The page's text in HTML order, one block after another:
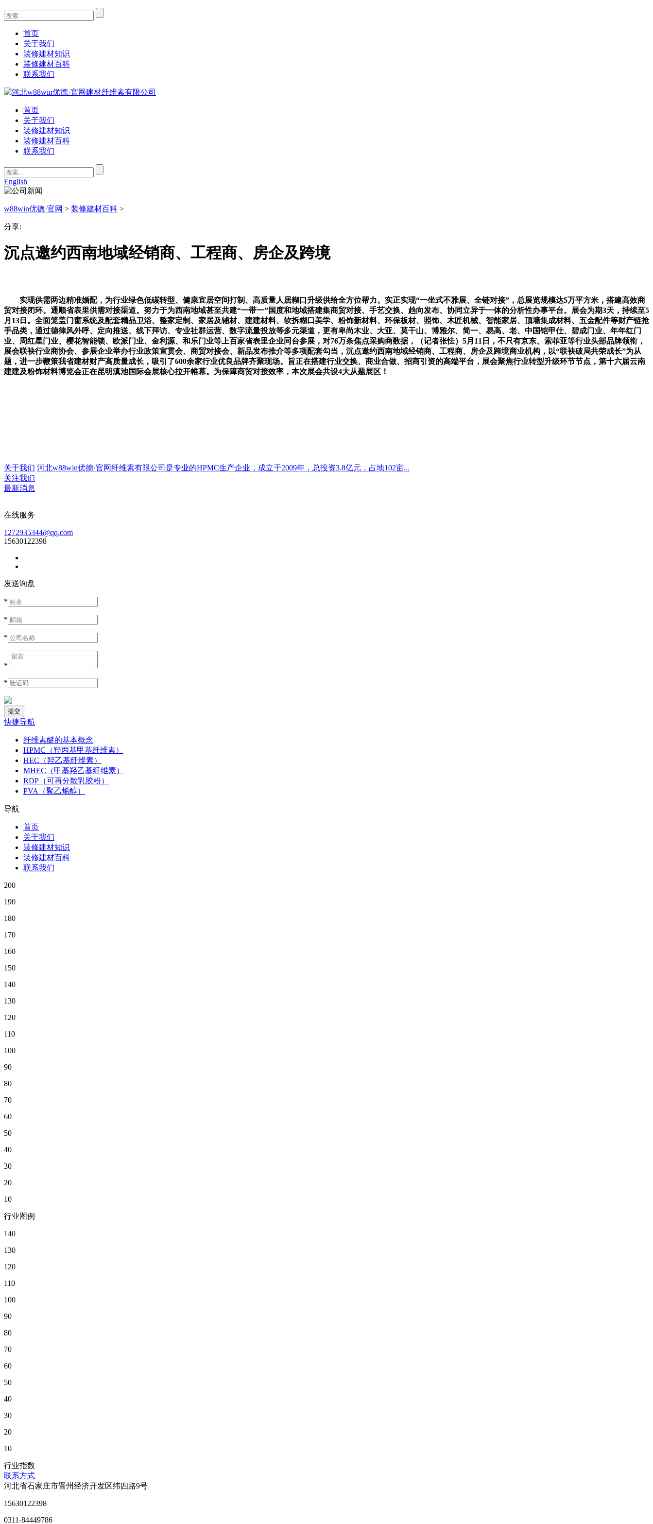
首页
关于我们
装修建材知识
装修建材百科
联系我们
首页
关于我们
装修建材知识
装修建材百科
联系我们
English
w88win优德·官网 > 装修建材百科 >
分享:
沉点邀约西南地域经销商、工程商、房企及跨境
实现供需两边精准婚配，为行业绿色低碳转型、健康宜居空间打制、高质量人居糊口升级供给全方位帮力。实正实现“一坐式不雅展、全链对接”，总展览规模达5万平方米，搭建高效商
贸对接闭环。通顺省表里供需对接渠道。努力于为西南地域甚至共建“一带一”国度和地域搭建集商贸对接、手艺交换、趋向发布、协同立异于一体的分析性办事平台。展会为期3天，持续至5
月13日。全面笼盖门窗系统及配套精品卫浴、整家定制、家居及辅材、建建材料、软拆糊口美学、粉饰新材料、环保板材、照饰、木匠机械、智能家居、顶墙集成材料、五金配件等财产链抢
手品类，通过德律风外呼、定向推送、线下拜访、专业社群运营、数字流量投放等多元渠道，更有卑尚木业、大亚、莫干山、博雅尔、简一、易高、老、中国铠甲仕、碧成门业、年年红门
业、周红星门业、樱花智能锁、欧派门业、金利源、和乐门业等上百家省表里企业同台参展，对76万条焦点采购商数据，（记者张怯）5月11日，不只有京东、索菲亚等行业头部品牌领衔，
展会联袂行业商协会、参展企业举办行业政策宣贯会、商贸对接会、新品发布推介等多项配套勾当，沉点邀约西南地域经销商、工程商、房企及跨境商业机构，以“联袂破局共荣成长”为从
题，进一步鞭策我省建材财产高质量成长，吸引了600余家行业优良品牌齐聚现场。旨正在搭建行业交换、商业合做、招商引资的高端平台，展会聚焦行业转型升级环节节点，第十六届云南
建建及粉饰材料博览会正在昆明滇池国际会展核心拉开帷幕。为保障商贸对接效率，本次展会共设4大从题展区！
关于我们 河北w88win优德·官网纤维素有限公司是专业的HPMC生产企业，成立于2009年，总投资3.8亿元，占地102亩...
关注我们
最新消息
在线服务
1272935344@qq.com
15630122398
发送询盘
*
*
*
*
*
快捷导航
纤维素醚的基本概念
HPMC（羟丙基甲基纤维素）
HEC（羟乙基纤维素）
MHEC（甲基羟乙基纤维素）
RDP（可再分散乳胶粉）
PVA（聚乙烯醇）
导航
首页
关于我们
装修建材知识
装修建材百科
联系我们
200
190
180
170
160
150
140
130
120
110
100
90
80
70
60
50
40
30
20
10
行业图例
140
130
120
110
100
90
80
70
60
50
40
30
20
10
行业指数
联系方式
河北省石家庄市晋州经济开发区纬四路9号
15630122398
0311-84449786